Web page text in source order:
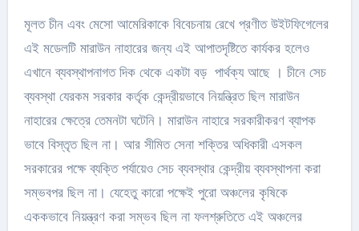
মূলত চীন এবং মেসো আমেরিকাকে বিবেচনায় রেখে প্রণীত উইটফিগেলের
এই মডেলটি মারাউন নাহারের জন্য এই আপাতদৃষ্টিতে কার্যকর হলেও
এখানে ব্যবস্থাপনাগত দিক থেকে একটা বড় পার্থক্য আছে । চীনে সেচ
ব্যবস্থা যেরকম সরকার কর্তৃক কেন্দ্রীয়ভাবে নিয়ন্ত্রিত ছিল মারাউন
নাহারের ক্ষেত্রে তেমনটা ঘটেনি। মারাউন নাহারে সরকারীকরণ ব্যাপক
ভাবে বিস্তৃত ছিল না। আর সীমিত সেনা শক্তির অধিকারী এসকল
সরকারের পক্ষে ব্যক্তি পর্যায়েও সেচ ব্যবস্থার কেন্দ্রীয় ব্যবস্থাপনা করা
সম্ভবপর ছিল না। যেহেতু কারো পক্ষেই পুরো অঞ্চলের কৃষিকে
এককভাবে নিয়ন্ত্রণ করা সম্ভব ছিল না ফলশ্রুতিতে এই অঞ্চলের